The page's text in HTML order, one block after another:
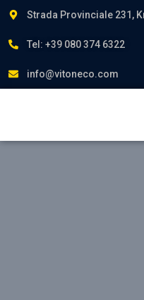
Strada Provinciale 231,
Tel: +39 080 374 6322
info@vitoneco.com